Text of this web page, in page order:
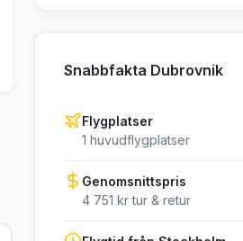
Snabbfakta Dubrovnik
Flygplatser
1 huvudflygplatser
Genomsnittspris
4 751 kr tur & retur